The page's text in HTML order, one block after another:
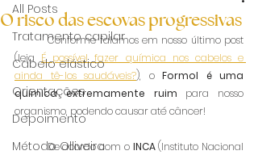
All Posts
Tratamento capilar
Cabelo elástico
Orientações
Depoimento
Método Olliveira
O risco das escovas progressivas
	Conforme falamos em nosso último post
(leia É possível fazer química nos cabelos e
ainda tê-los saudáveis?), o Formol é uma
química extremamente ruim para nosso
organismo, podendo causar até câncer!
	De acordo com o
INCA (Instituto Nacional